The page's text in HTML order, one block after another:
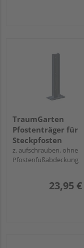
TraumGarten
Pfostenträger für
Steckpfosten
z. aufschrauben, ohne
Pfostenfußabdeckung
23,95 €